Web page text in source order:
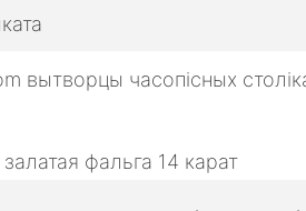
фальга 14 карат